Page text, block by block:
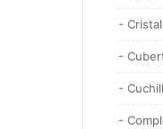
-
-
-
-